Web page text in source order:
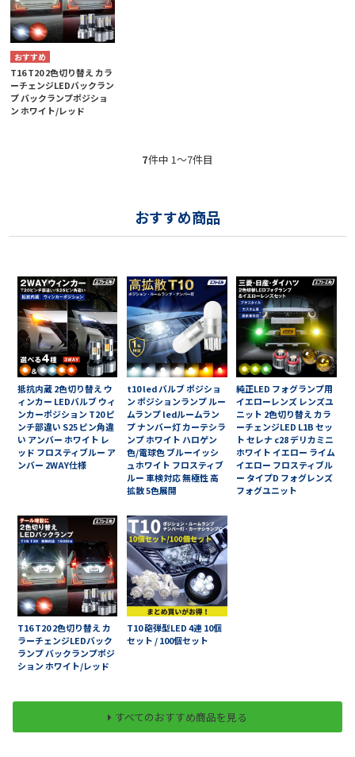
T16 T20 2色切り替え カラ
ーチェンジLEDバックラン
プ バックランプポジショ
ン ホワイト/レッド
7件中 1〜7件目
おすすめ商品
抵抗内蔵 2色切り替え ウ
ィンカー LEDバルブ ウィ
ンカーポジション T20 ピ
ンチ部違い S25 ピン角違
い アンバー ホワイト レ
ッド フロスティブルー ア
ンバー 2WAY仕様
t10 led バルブ ポジショ
ン ポジションランプ ルー
ムランプ ledルームラン
プ ナンバー灯 カーテシラ
ンプ ホワイト ハロゲン
色/電球色 ブルーイッシ
ュホワイト フロスティブ
ルー 車検対応 無極性 高
拡散 5色展開
純正LED フォグランプ用
イエローレンズ レンズユ
ニット 2色切り替え カラ
ーチェンジLED L1B セッ
ト セレナ c28 デリカミニ
ホワイト イエロー ライム
イエロー フロスティブル
ー タイプD フォグレンズ
フォグユニット
T16 T20 2色切り替え カ
ラーチェンジLEDバック
ランプ バックランプポジ
ション ホワイト/レッド
T10 砲弾型LED 4連 10個
セット / 100個セット
すべてのおすすめ商品を見る